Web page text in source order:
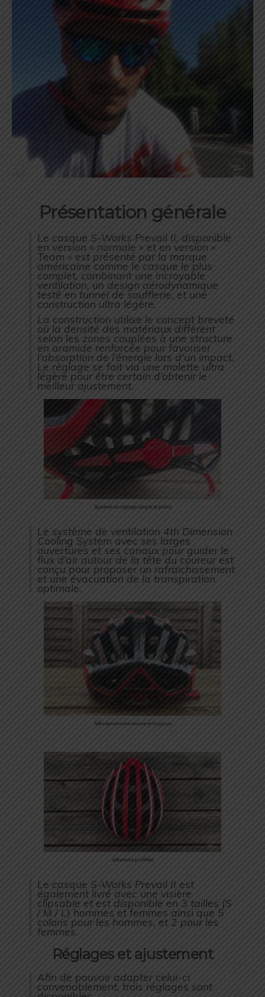
Présentation générale
Le casque S-Works Prevail II, disponible
en version « normale » et en version «
Team » est présenté par la marque
américaine comme le casque le plus
complet, combinant une incroyable
ventilation, un design aérodynamique
testé en tunnel de soufflerie, et une
construction ultra légère.
La construction utilise le concept breveté
où la densité des matériaux diffèrent
selon les zones couplées à une structure
en aramide renforcée pour favoriser
l’absorption de l’énergie lors d’un impact.
Le réglage se fait via une molette ultra
légère pour être certain d’obtenir le
meilleur ajustement.
Système de réglage simple et précis
Le système de ventilation 4th Dimension
Cooling System avec ses larges
ouvertures et ses canaux pour guider le
flux d’air autour de la tête du coureur est
conçu pour proposer un rafraichissement
et une évacuation de la transpiration
optimale.
Aérodynamisme encore et toujours
Aérations profilées
Le casque S-Works Prevail II est
également livré avec une visière
clipsable et est disponible en 3 tailles (S
/ M / L) hommes et femmes ainsi que 5
coloris pour les hommes, et 2 pour les
femmes.
Réglages et ajustement
Afin de pouvoir adapter celui-ci
convenablement, trois réglages sont